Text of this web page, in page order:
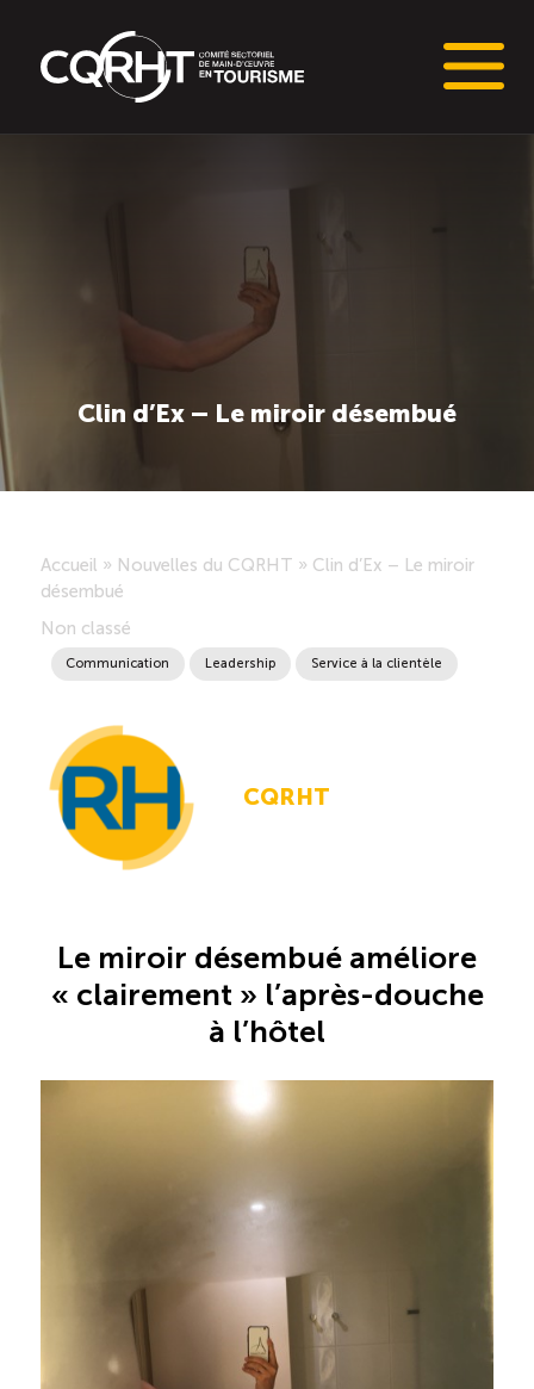
Informations sur le marché du travail (IMT)
Tableaux de bord de l’industrie touristique
Saisonnalité des emplois
Outils et ressources
Portail RH
Descriptions de fonction
Balados
Programmes d’aide et subventions
Compétences et formations
Nouvelles formations
Formation sur mesure
Clin d’Ex – Le miroir désembué
Accueil » Nouvelles du CQRHT » Clin d’Ex – Le miroir
désembué
Non classé
Communication Leadership Service à la clientèle
CQRHT
Le miroir désembué améliore
« clairement » l’après-douche
à l’hôtel